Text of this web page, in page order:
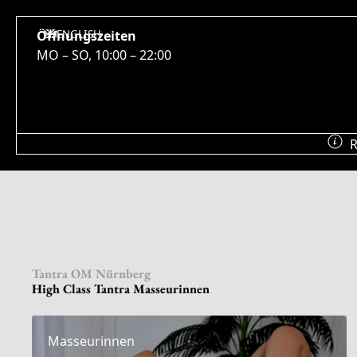
ENGLISH
Öffnungszeiten
MO – SO, 10:00 – 22:00
Tantra OM Nürnberg
High Class Tantra Masseurinnen
Masseurinnen